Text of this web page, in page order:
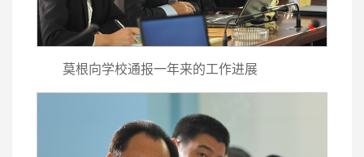
莫根向学校通报一年来的工作进展